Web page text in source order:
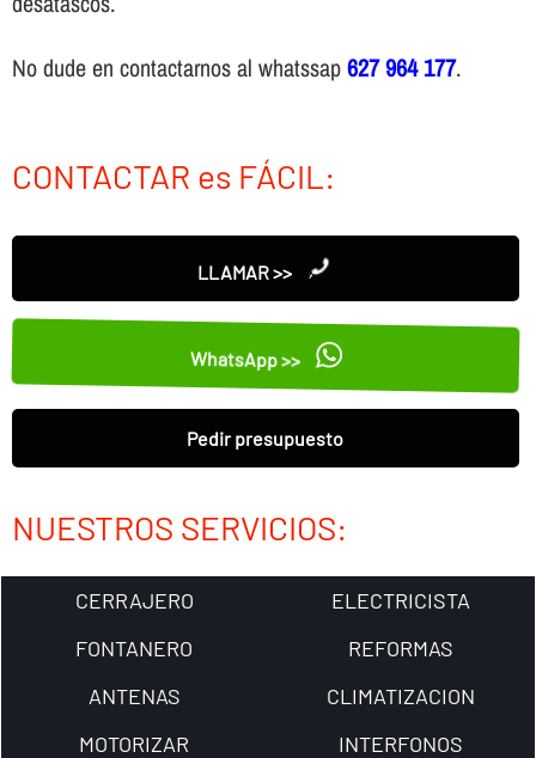
No dude en contactarnos al whatssap627 964 177.
CONTACTAR es FÁCIL:
LLAMAR >>
WhatsApp >>
Pedir presupuesto
NUESTROS SERVICIOS:
CERRAJERO
ELECTRICISTA
FONTANERO
REFORMAS
ANTENAS
CLIMATIZACION
MOTORIZAR
INTERFONOS